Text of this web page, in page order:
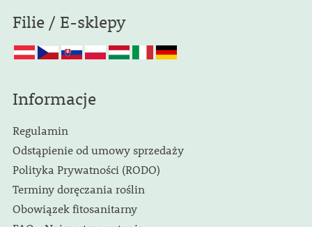
Filie / E-sklepy
Informacje
Regulamin
Odstąpienie od umowy sprzedaży
Polityka Prywatności (RODO)
Terminy doręczania roślin
Obowiązek fitosanitarny